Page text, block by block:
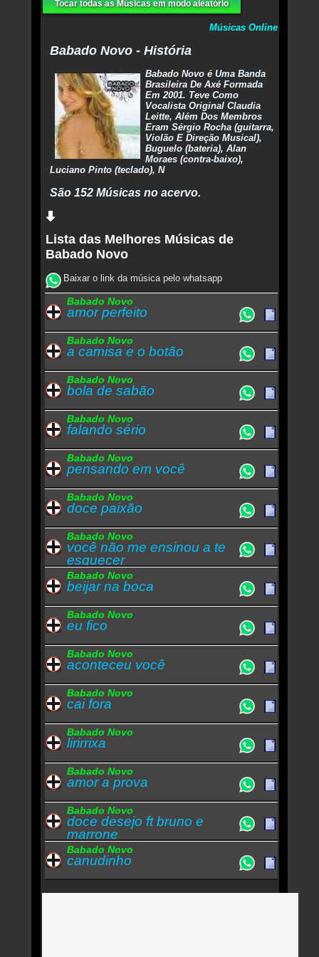
Tocar todas as Músicas em modo aleatório
Músicas Online
Babado Novo - História
Babado Novo é Uma Banda
Brasileira De Axé Formada
Em 2001. Teve Como
Vocalista Original Claudia
Leitte, Além Dos Membros
Eram Sérgio Rocha (guitarra,
Violão E Direção Musical),
Buguelo (bateria), Alan
Moraes (contra-baixo),
Luciano Pinto (teclado), N
São 152 Músicas no acervo.
Lista das Melhores Músicas de
Babado Novo
Baixar o link da música pelo whatsapp
Babado Novo
amor perfeito
Babado Novo
a camisa e o botão
Babado Novo
bola de sabão
Babado Novo
falando sério
Babado Novo
pensando em você
Babado Novo
doce paixão
Babado Novo
você não me ensinou a te
esquecer
Babado Novo
beijar na boca
Babado Novo
eu fico
Babado Novo
aconteceu você
Babado Novo
cai fora
Babado Novo
lirirrixa
Babado Novo
amor a prova
Babado Novo
doce desejo ft bruno e
marrone
Babado Novo
canudinho